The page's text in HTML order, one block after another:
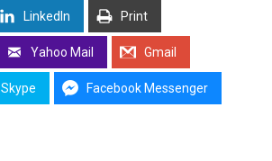
LinkedIn Print
Yahoo Mail Gmail
Skype Facebook Messenger